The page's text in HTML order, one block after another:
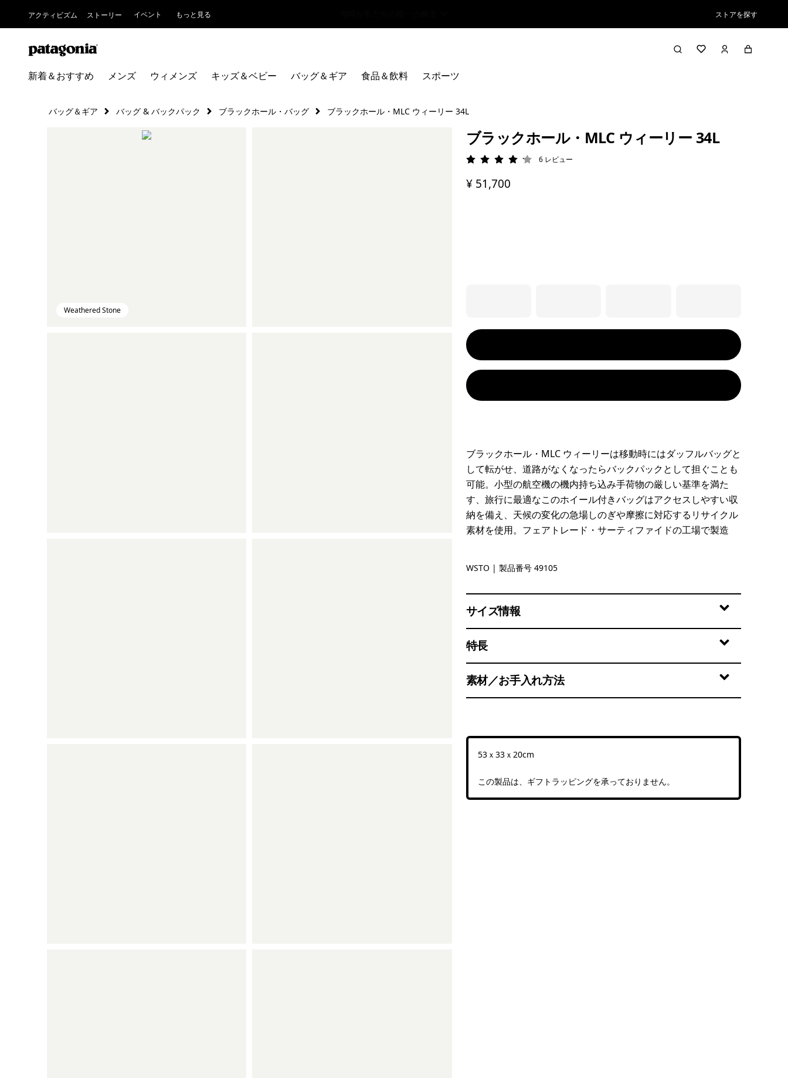
アクティビズム ストーリー イベント もっと見る ストアを探す
新着＆おすすめ メンズ ウィメンズ キッズ＆ベビー バッグ＆ギア 食品＆飲料 スポーツ
バッグ＆ギア バッグ & バックパック ブラックホール・バッグ ブラックホール・MLC ウィーリー 34L
Weathered Stone
ブラックホール・MLC ウィーリー 34L
評価: 4.2 / 5
6 レビュー
¥ 51,700
ブラックホール・MLC ウィーリーは移動時にはダッフルバッグと
して転がせ、道路がなくなったらバックパックとして担ぐことも
可能。小型の航空機の機内持ち込み手荷物の厳しい基準を満た
す、旅行に最適なこのホイール付きバッグはアクセスしやすい収
納を備え、天候の変化の急場しのぎや摩擦に対応するリサイクル
素材を使用。フェアトレード・サーティファイドの工場で製造
Weathered Stone
WSTO | 製品番号 49105
サイズ情報
特長
素材／お手入れ方法
53ｘ33ｘ20cm
この製品は、ギフトラッピングを承っておりません。